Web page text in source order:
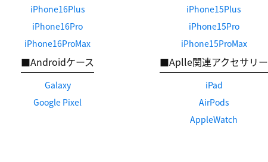
iPhone16Plus
iPhone16Pro
iPhone16ProMax
iPhone15Plus
iPhone15Pro
iPhone15ProMax
■Androidケース
Galaxy
Google Pixel
■Aplle関連アクセサリー
iPad
AirPods
AppleWatch